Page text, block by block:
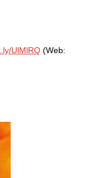
UlMlRQ (Web: